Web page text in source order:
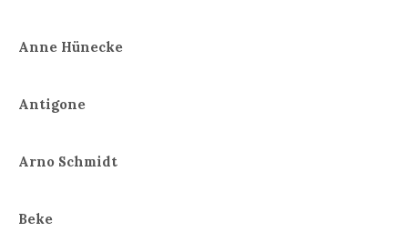
Anne Hünecke
Antigone
Arno Schmidt
Beke